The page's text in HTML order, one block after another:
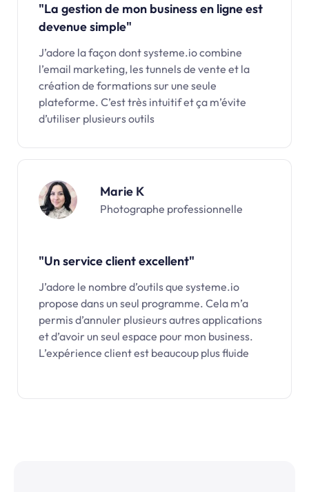
"La gestion de mon business en ligne est
devenue simple"
J’adore la façon dont systeme.io combine
l’email marketing, les tunnels de vente et la
création de formations sur une seule
plateforme. C’est très intuitif et ça m’évite
d’utiliser plusieurs outils
Marie K
Photographe professionnelle
"Un service client excellent"
J’adore le nombre d’outils que systeme.io
propose dans un seul programme. Cela m’a
permis d’annuler plusieurs autres applications
et d’avoir un seul espace pour mon business.
L’expérience client est beaucoup plus fluide